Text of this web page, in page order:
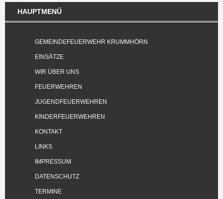
HAUPTMENÜ
GEMEINDEFEUERWEHR KRUMMHÖRN
EINSÄTZE
WIR ÜBER UNS
FEUERWEHREN
JUGENDFEUERWEHREN
KINDERFEUERWEHREN
KONTAKT
LINKS
IMPRESSUM
DATENSCHUTZ
TERMINE